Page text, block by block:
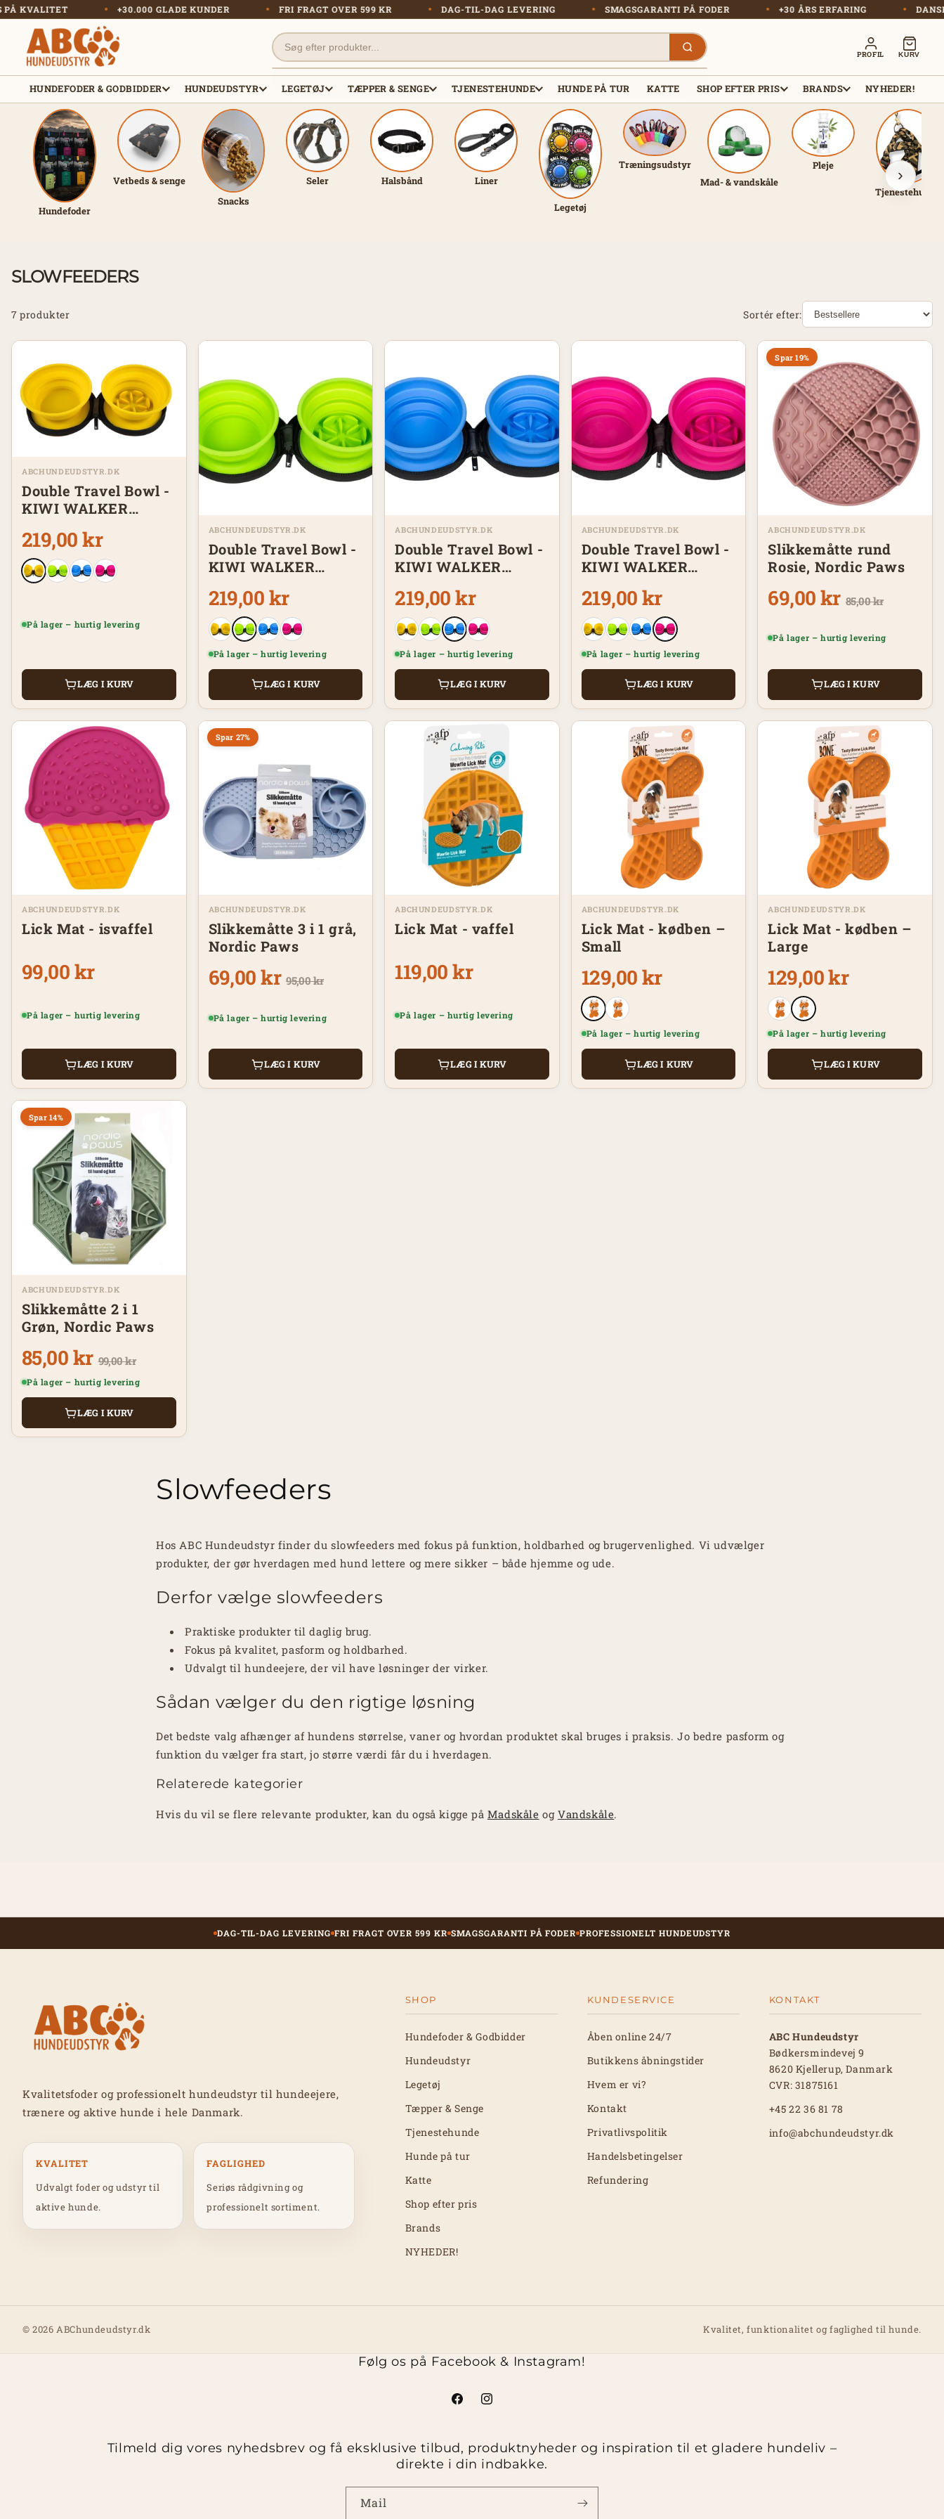
Gå til
indhold
PÅ KVALITET +30.000 GLADE KUNDER FRI FRAGT OVER 599 KR DAG-TIL-DAG LEVERING SMAGSGARANTI PÅ FODER +30 ÅRS ERFARING
PROFIL KURV
HUNDEFODER & GODBIDDER HUNDEUDSTYR LEGETØJ TÆPPER & SENGE TJENESTEHUNDE HUNDE PÅ TUR KATTE SHOP EFTER PRIS BRANDS NYHEDER!
Hundefoder
Vetbeds & senge
Snacks
Seler Halsbånd Liner
Legetøj
Træningsudstyr
Mad- & vandskåle
Pleje
Tjenestehunde
›
SLOWFEEDERS
7 produkter Sortér efter:
ABCHUNDEUDSTYR.DK
Double Travel Bowl -
KIWI WALKER
219,00 kr
På lager – hurtig levering
LÆG I KURV
ABCHUNDEUDSTYR.DK
Double Travel Bowl -
KIWI WALKER
219,00 kr
På lager – hurtig levering
LÆG I KURV
ABCHUNDEUDSTYR.DK
Double Travel Bowl -
KIWI WALKER
219,00 kr
På lager – hurtig levering
LÆG I KURV
ABCHUNDEUDSTYR.DK
Double Travel Bowl -
KIWI WALKER
219,00 kr
På lager – hurtig levering
LÆG I KURV
Spar 19%
ABCHUNDEUDSTYR.DK
Slikkemåtte rund
Rosie, Nordic Paws
69,00 kr 85,00 kr
På lager – hurtig levering
LÆG I KURV
ABCHUNDEUDSTYR.DK
Lick Mat - isvaffel
99,00 kr
På lager – hurtig levering
LÆG I KURV
Spar 27%
ABCHUNDEUDSTYR.DK
Slikkemåtte 3 i 1 grå,
Nordic Paws
69,00 kr 95,00 kr
På lager – hurtig levering
LÆG I KURV
ABCHUNDEUDSTYR.DK
Lick Mat - vaffel
119,00 kr
På lager – hurtig levering
LÆG I KURV
ABCHUNDEUDSTYR.DK
Lick Mat - kødben –
Small
129,00 kr
På lager – hurtig levering
LÆG I KURV
ABCHUNDEUDSTYR.DK
Lick Mat - kødben –
Large
129,00 kr
På lager – hurtig levering
LÆG I KURV
Spar 14%
ABCHUNDEUDSTYR.DK
Slikkemåtte 2 i 1
Grøn, Nordic Paws
85,00 kr 99,00 kr
På lager – hurtig levering
LÆG I KURV
Slowfeeders
Hos ABC Hundeudstyr finder du slowfeeders med fokus på funktion, holdbarhed og brugervenlighed. Vi udvælger
produkter, der gør hverdagen med hund lettere og mere sikker – både hjemme og ude.
Derfor vælge slowfeeders
Praktiske produkter til daglig brug.
Fokus på kvalitet, pasform og holdbarhed.
Udvalgt til hundeejere, der vil have løsninger der virker.
Sådan vælger du den rigtige løsning
Det bedste valg afhænger af hundens størrelse, vaner og hvordan produktet skal bruges i praksis. Jo bedre pasform og
funktion du vælger fra start, jo større værdi får du i hverdagen.
Relaterede kategorier
Hvis du vil se flere relevante produkter, kan du også kigge på Madskåle ogVandskåle.
DAG-TIL-DAG LEVERING FRI FRAGT OVER 599 KR SMAGSGARANTI PÅ FODER PROFESSIONELT HUNDEUDSTYR
Kvalitetsfoder og professionelt hundeudstyr til hundeejere,
trænere og aktive hunde i hele Danmark.
KVALITET
Udvalgt foder og udstyr til
aktive hunde.
FAGLIGHED
Seriøs rådgivning og
professionelt sortiment.
SHOP
Hundefoder & Godbidder
Hundeudstyr
Legetøj
Tæpper & Senge
Tjenestehunde
Hunde på tur
Katte
Shop efter pris
Brands
NYHEDER!
KUNDESERVICE
Åben online 24/7
Butikkens åbningstider
Hvem er vi?
Kontakt
Privatlivspolitik
Handelsbetingelser
Refundering
KONTAKT
ABC Hundeudstyr
Bødkersmindevej 9
8620 Kjellerup, Danmark
CVR: 31875161
+45 22 36 81 78
info@abchundeudstyr.dk
© 2026 ABChundeudstyr.dk Kvalitet, funktionalitet og faglighed til hunde.
Følg os på Facebook & Instagram!
FacebookInstagram
Tilmeld dig vores nyhedsbrev og få eksklusive tilbud, produktnyheder og inspiration til et gladere hundeliv –
direkte i din indbakke.
Mail